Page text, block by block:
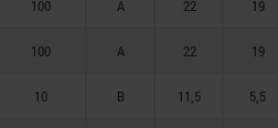
100 A 22 19
100 A 22 19
10 B 11,5 5,5